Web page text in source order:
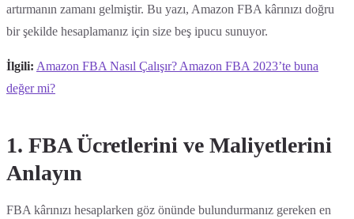
artırmanın zamanı gelmiştir. Bu yazı, Amazon FBA kârınızı doğru
bir şekilde hesaplamanız için size beş ipucu sunuyor.
İlgili: Amazon FBA Nasıl Çalışır? Amazon FBA 2023’te buna
değer mi?
1. FBA Ücretlerini ve Maliyetlerini
Anlayın
FBA kârınızı hesaplarken göz önünde bulundurmanız gereken en